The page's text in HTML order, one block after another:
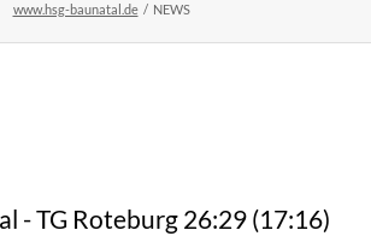
www.hsg-baunatal.de NEWS
- TG Roteburg 26:29 (17:16)